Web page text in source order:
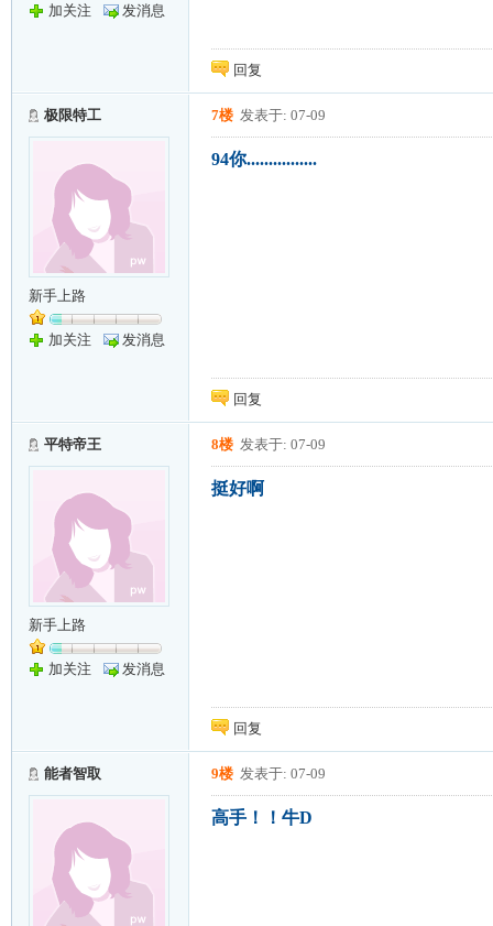
加关注 发消息
回复
极限特工
新手上路
加关注 发消息
7楼 发表于: 07-09
94你................
回复
平特帝王
新手上路
加关注 发消息
8楼 发表于: 07-09
挺好啊
回复
能者智取 9楼 发表于: 07-09
高手！！牛D